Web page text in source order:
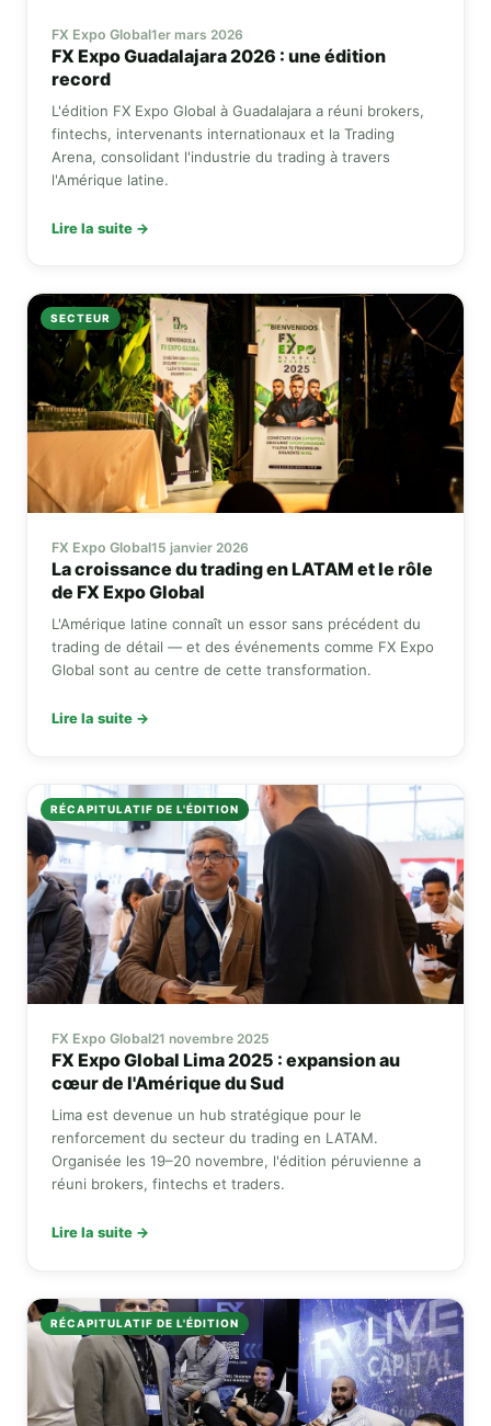
FX Expo Global1er mars 2026
FX ExpoGuadalajara 2026 : une édition
record
L'édition FX Expo Global à Guadalajara a réuni brokers,
fintechs, intervenants internationaux et la Trading
Arena, consolidant l'industrie du trading à travers
l'Amérique latine.
Lire la suite →
SECTEUR
FX Expo Global15 janvier 2026
La croissance du trading en LATAM et le rôle
deFX Expo Global
L'Amérique latine connaît un essor sans précédent du
trading de détail — et des événements comme FX Expo
Global sont au centre de cette transformation.
Lire la suite →
RÉCAPITULATIF DE L'ÉDITION
FX Expo Global21 novembre 2025
FX Expo Global Lima 2025 : expansion au
cœur de l'Amérique du Sud
Lima est devenue un hub stratégique pour le
renforcement du secteur du trading en LATAM.
Organisée les 19–20 novembre, l'édition péruvienne a
réuni brokers, fintechs et traders.
Lire la suite →
RÉCAPITULATIF DE L'ÉDITION